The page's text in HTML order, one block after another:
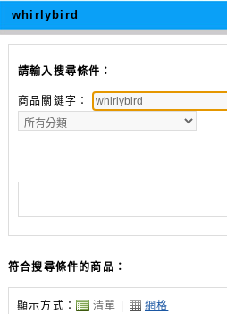
whirlybird
請輸入搜尋條件：
商品關鍵字：
符合搜尋條件的商品：
顯示方式： 清單 網格